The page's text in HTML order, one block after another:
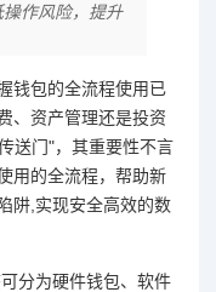
作风险，提升
钱包的全流程使用已
、资产管理还是投资
送门"，其重要性不言
用的全流程，帮助新
阱,实现安全高效的数
分为硬件钱包、软件